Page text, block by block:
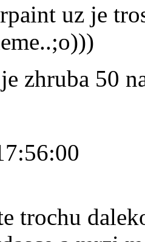
uz je
zhruba 50
trochu